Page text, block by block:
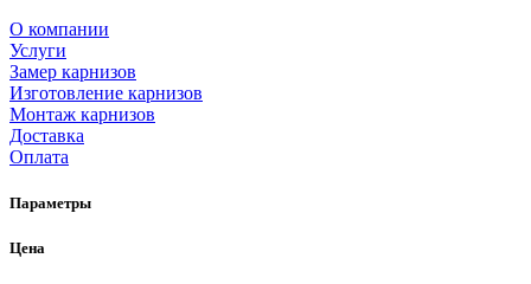
О компании
Услуги
Замер карнизов
Изготовление карнизов
Монтаж карнизов
Доставка
Оплата
Параметры
Цена